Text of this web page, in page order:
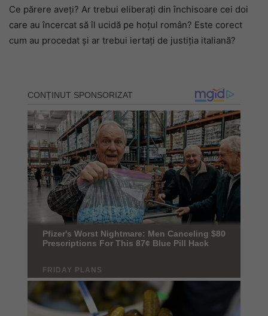
Ce părere aveți? Ar trebui eliberați din închisoare cei doi
care au încercat să îl ucidă pe hoțul român? Este corect
cum au procedat și ar trebui iertați de justiția italiană?